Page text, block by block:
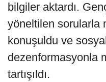
bilgiler aktardı.
yöneltilen sorularla
konuşuldu ve
dezenformasyonla
tartışıldı.